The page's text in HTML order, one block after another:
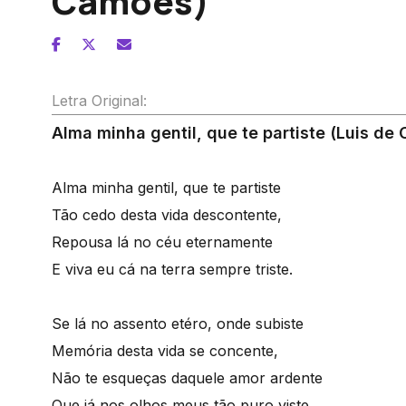
Letra Original:
Alma minha gentil, que te partiste (Luis de
Alma minha gentil, que te partiste
Tão cedo desta vida descontente,
Repousa lá no céu eternamente
E viva eu cá na terra sempre triste.
Se lá no assento etéro, onde subiste
Memória desta vida se concente,
Não te esqueças daquele amor ardente